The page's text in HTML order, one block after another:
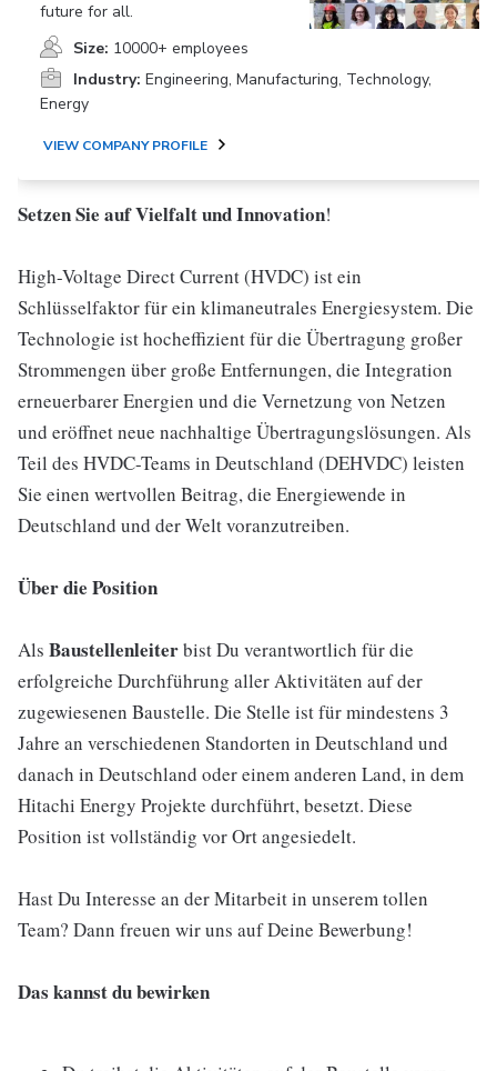
future for all.
Size: 10000+ employees
Industry: Engineering, Manufacturing, Technology,
Energy
VIEW COMPANY PROFILE
Setzen Sie auf Vielfalt und Innovation!
High-Voltage Direct Current (HVDC) ist ein
Schlüsselfaktor für ein klimaneutrales Energiesystem. Die
Technologie ist hocheffizient für die Übertragung großer
Strommengen über große Entfernungen, die Integration
erneuerbarer Energien und die Vernetzung von Netzen
und eröffnet neue nachhaltige Übertragungslösungen. Als
Teil des HVDC-Teams in Deutschland (DEHVDC) leisten
Sie einen wertvollen Beitrag, die Energiewende in
Deutschland und der Welt voranzutreiben.
Über die Position
Als Baustellenleiterbist Du verantwortlich für die
erfolgreiche Durchführung aller Aktivitäten auf der
zugewiesenen Baustelle. Die Stelle ist für mindestens 3
Jahre an verschiedenen Standorten in Deutschland und
danach in Deutschland oder einem anderen Land, in dem
Hitachi Energy Projekte durchführt, besetzt. Diese
Position ist vollständig vor Ort angesiedelt.
Hast Du Interesse an der Mitarbeit in unserem tollen
Team? Dann freuen wir uns auf Deine Bewerbung!
Das kannst du bewirken